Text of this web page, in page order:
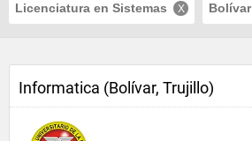
Licenciatura en Sistemas Bolívar
Informatica (Bolívar, Trujillo)